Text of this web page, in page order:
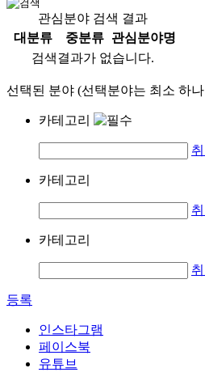
관심분야 검색 결과
대분류
중분류
관심분야명
검색결과가 없습니다.
선택된 분야 (선택분야는 최소 하
카테고리
카테고리
카테고리
등록
인스타그램
페이스북
유튜브